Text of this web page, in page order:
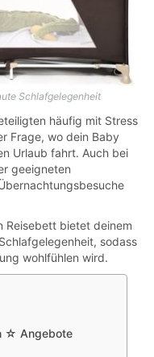
Schlafgelegenheit
häufig mit Stress
Frage, wo dein Baby
Urlaub fahrt. Auch bei
geeigneten
Reisebett bietet deinem
sodass
wohlfühlen wird.
☆ Angebote